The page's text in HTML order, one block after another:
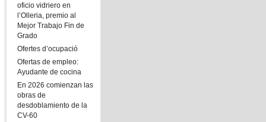
oficio vidriero en
l’Olleria, premio al
Mejor Trabajo Fin de
Grado
Ofertes d’ocupació
Ofertas de empleo:
Ayudante de cocina
En 2026 comienzan las
obras de
desdoblamiento de la
CV-60